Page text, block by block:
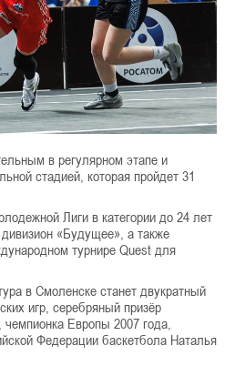
в регулярном этапе и
стадией, которая пройдет 31
Лиги в категории до 24 лет
«Будущее», а также
турнире Quest для
в Смоленске станет двукратный
игр, серебряный призёр
Европы 2007 года,
Федерации баскетбола Наталья